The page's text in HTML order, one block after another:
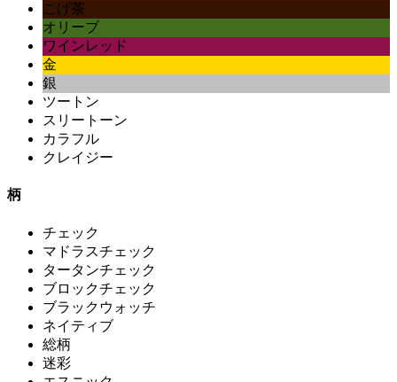
こげ茶
オリーブ
ワインレッド
金
銀
ツートン
スリートーン
カラフル
クレイジー
柄
チェック
マドラスチェック
タータンチェック
ブロックチェック
ブラックウォッチ
ネイティブ
総柄
迷彩